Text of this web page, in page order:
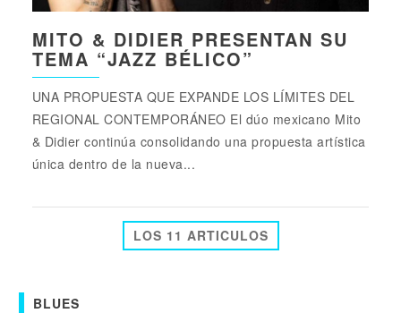
MITO & DIDIER PRESENTAN SU
TEMA “JAZZ BÉLICO”
UNA PROPUESTA QUE EXPANDE LOS LÍMITES DEL
REGIONAL CONTEMPORÁNEO El dúo mexicano Mito
& Didier continúa consolidando una propuesta artística
única dentro de la nueva...
LOS 11 ARTICULOS
BLUES